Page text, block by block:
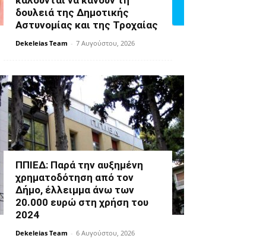
δουλειά της Δημοτικής
Αστυνομίας και της Τροχαίας
Dekeleias Team - 7 Αυγούστου, 2026
ΠΠΙΕΔ: Παρά την αυξημένη
χρηματοδότηση από τον
Δήμο, έλλειμμα άνω των
20.000 ευρώ στη χρήση του
2024
Dekeleias Team - 6 Αυγούστου, 2026